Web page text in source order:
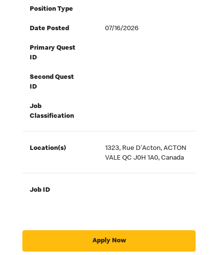
Position Type
Date Posted 07/16/2026
Primary Quest
ID
Second Quest
ID
Job
Classification
Location(s)
1323, Rue D'Acton, ACTON
VALE QC J0H 1A0, Canada
Job ID
Apply Now